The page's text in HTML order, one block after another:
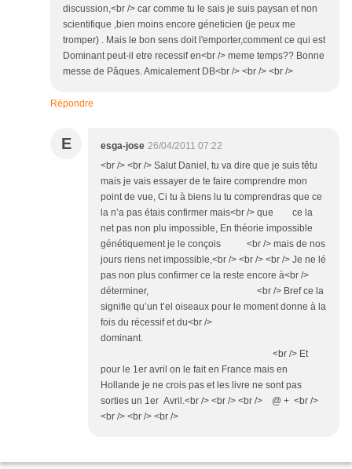
discussion,<br /> car comme tu le sais je suis paysan et non
scientifique ,bien moins encore géneticien (je peux me
tromper) . Mais le bon sens doit l'emporter,comment ce qui est
Dominant peut-il etre recessif en<br /> meme temps?? Bonne
messe de Pâques. Amicalement DB<br /> <br /> <br />
Répondre
E esga-jose 26/04/2011 07:22
<br /> <br /> Salut Daniel, tu va dire que je suis têtu
mais je vais essayer de te faire comprendre mon
point de vue, Ci tu à biens lu tu comprendras que ce
la n’a pas étais confirmer mais<br /> que ce la
net pas non plu impossible, En théorie impossible
génétiquement je le conçois <br /> mais de nos
jours riens net impossible,<br /> <br /> <br /> Je ne lé
pas non plus confirmer ce la reste encore à<br />
déterminer, <br /> Bref ce la
signifie qu’un t’el oiseaux pour le moment donne à la
fois du récessif et du<br />
dominant.
<br /> Et
pour le 1er avril on le fait en France mais en
Hollande je ne crois pas et les livre ne sont pas
sorties un 1er Avril.<br /> <br /> <br /> @ + <br />
<br /> <br /> <br />